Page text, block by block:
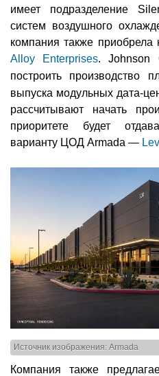
имеет подразделение
систем воздушного
компания также
Alloy Enterprises. Johnson
построить
выпуска модульных дата-
рассчитывают начать
приоритете будет
варианту ЦОД Armada —
Источник изображения: Armada
Компания также